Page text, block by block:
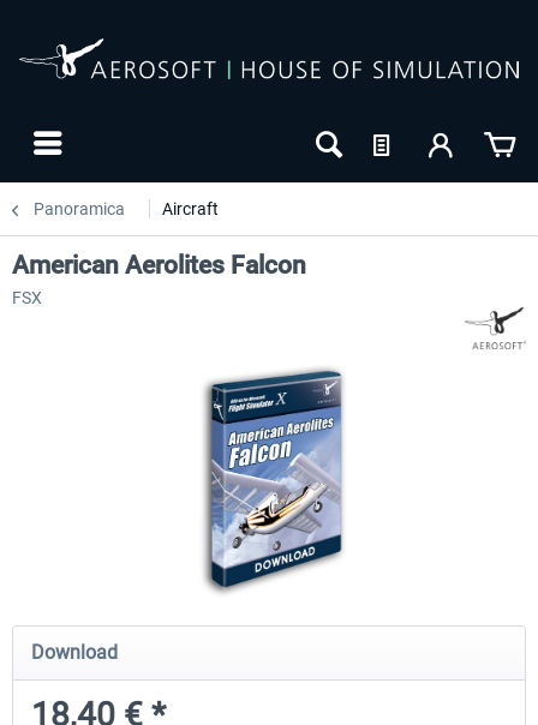
Panoramica Aircraft
Airbus Bundle iFly Jets-The 737NG for
American Aerolites Falcon
FSX
Download
18,40 € *